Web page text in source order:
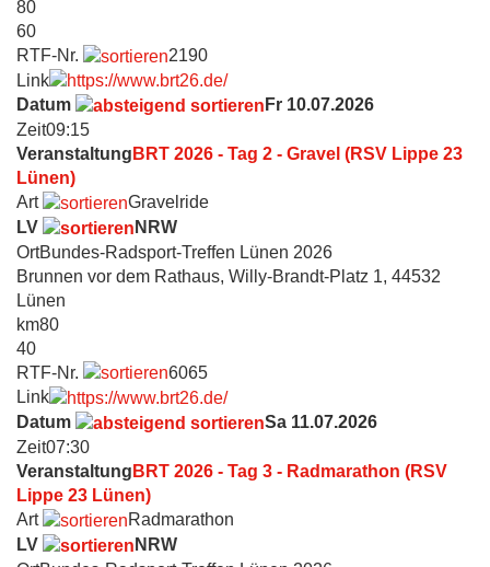
80
60
RTF-Nr.
2190
Link
Datum
Fr 10.07.2026
Zeit09:15
Veranstaltung BRT 2026 - Tag 2 - Gravel (RSV Lippe 23
Lünen)
Art
Gravelride
LV
NRW
OrtBundes-Radsport-Treffen Lünen 2026
Brunnen vor dem Rathaus, Willy-Brandt-Platz 1, 44532
Lünen
km80
40
RTF-Nr.
6065
Link
Datum
Sa 11.07.2026
Zeit07:30
Veranstaltung BRT 2026 - Tag 3 - Radmarathon (RSV
Lippe 23 Lünen)
Art
Radmarathon
LV
NRW